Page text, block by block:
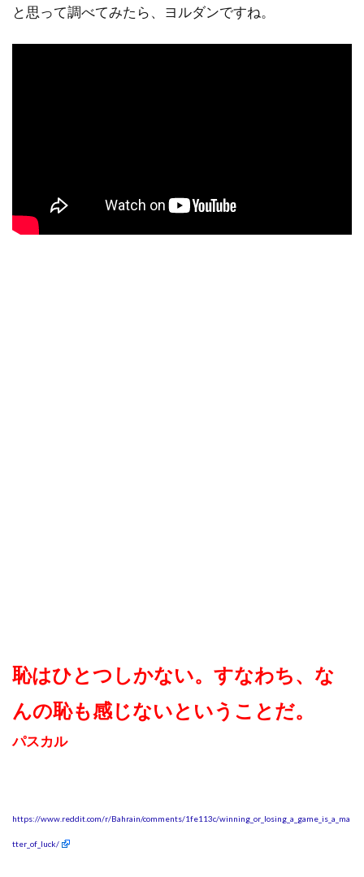
と思って調べてみたら、ヨルダンですね。
恥はひとつしかない。すなわち、な
んの恥も感じないということだ。
パスカル
https://www.reddit.com/r/Bahrain/comments/1fe113c/winning_or_losing_a_game_is_a_ma
tter_of_luck/